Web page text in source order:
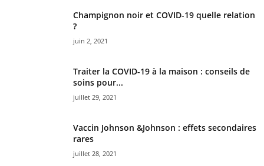
Champignon noir et COVID-19 quelle relation
?
juin 2, 2021
Traiter la COVID-19 à la maison : conseils de
soins pour...
juillet 29, 2021
Vaccin Johnson &Johnson : effets secondaires
rares
juillet 28, 2021